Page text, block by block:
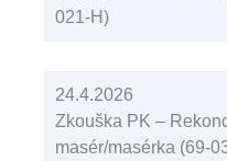
021-H)
24.4.2026
Zkouška PK –
masér/masérka (69-